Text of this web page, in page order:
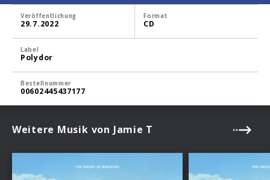
Veröffentlichung
29.7.2022
Format
CD
Label
Polydor
Bestellnummer
00602445437177
Weitere Musik von Jamie T